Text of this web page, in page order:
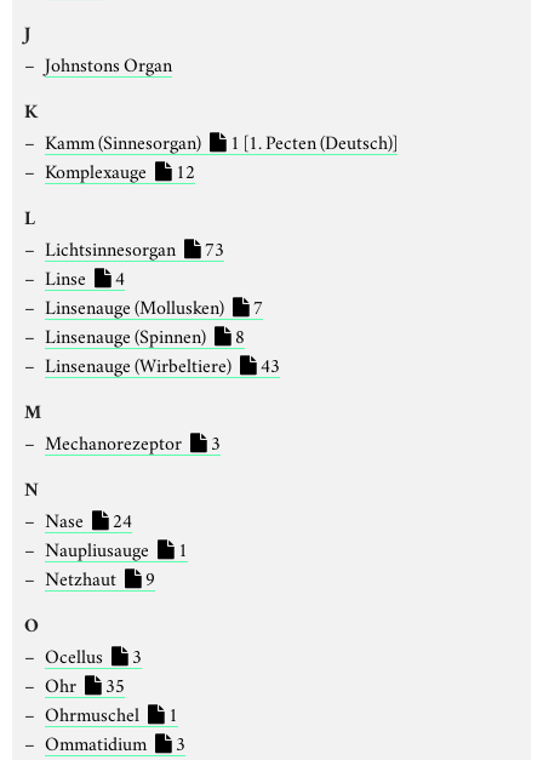
J
Johnstons Organ
K
Kamm (Sinnesorgan) 1 [1. Pecten (Deutsch)]
Komplexauge
12
L
Lichtsinnesorgan
73
Linse
4
Linsenauge (Mollusken)
7
Linsenauge (Spinnen)
8
Linsenauge (Wirbeltiere)
43
M
Mechanorezeptor 3
N
Nase
24
Naupliusauge
1
Netzhaut
9
O
Ocellus
3
Ohr
35
Ohrmuschel
1
Ommatidium
3